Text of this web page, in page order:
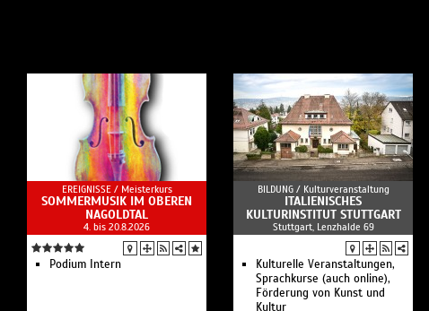
EREIGNISSE / Meisterkurs
SOMMERMUSIK IM OBEREN
NAGOLDTAL
4. bis 20.8.2026
Podium Intern
BILDUNG / Kulturveranstaltung
ITALIENISCHES
KULTURINSTITUT STUTTGART
Stuttgart, Lenzhalde 69
Kulturelle Veranstaltungen,
Sprachkurse (auch online),
Förderung von Kunst und
Kultur